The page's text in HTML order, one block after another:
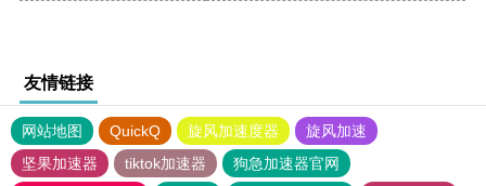
友情链接
网站地图 QuickQ 旋风加速度器
旋风加速
坚果加速器
tiktok加速器
狗急加速器官网